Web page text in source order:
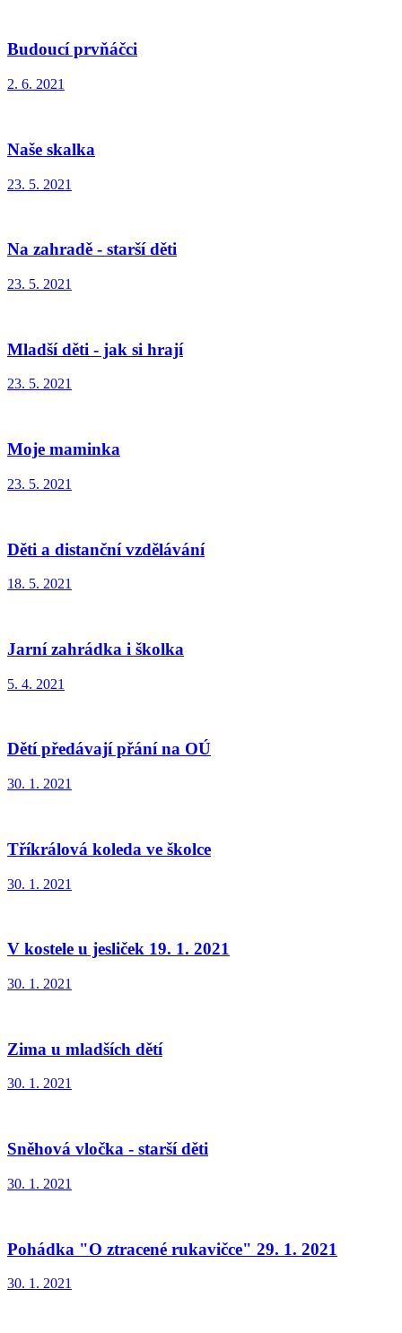
Budoucí prvňáčci
2. 6. 2021
Naše skalka
23. 5. 2021
Na zahradě - starší děti
23. 5. 2021
Mladší děti - jak si hrají
23. 5. 2021
Moje maminka
23. 5. 2021
Děti a distanční vzdělávání
18. 5. 2021
Jarní zahrádka i školka
5. 4. 2021
Dětí předávají přání na OÚ
30. 1. 2021
Tříkrálová koleda ve školce
30. 1. 2021
V kostele u jesliček 19. 1. 2021
30. 1. 2021
Zima u mladších dětí
30. 1. 2021
Sněhová vločka - starší děti
30. 1. 2021
Pohádka "O ztracené rukavičce" 29. 1. 2021
30. 1. 2021